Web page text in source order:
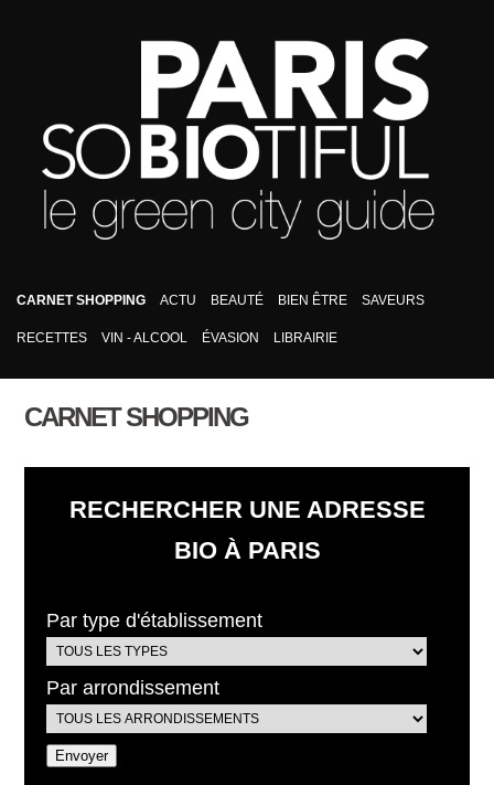
CARNET SHOPPING ACTU BEAUTÉ BIEN ÊTRE SAVEURS
RECETTES VIN - ALCOOL ÉVASION LIBRAIRIE
CARNET SHOPPING
RECHERCHER UNE ADRESSE
BIO À PARIS
Par type d'établissement
Par arrondissement